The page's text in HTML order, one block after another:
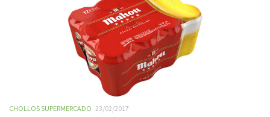
CHOLLOS SUPERMERCADO 23/02/2017